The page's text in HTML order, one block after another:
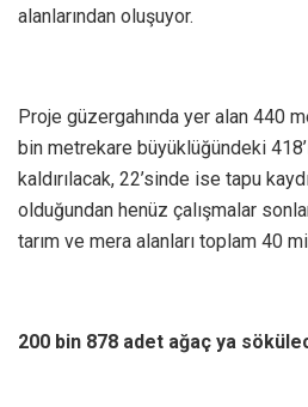
alanlarından oluşuyor.
Proje güzergahında yer alan 440
bin metrekare büyüklüğündeki
kaldırılacak, 22’sinde ise tapu
olduğundan henüz çalışmalar
tarım ve mera alanları toplam 40
200 bin 878 adet ağaç ya